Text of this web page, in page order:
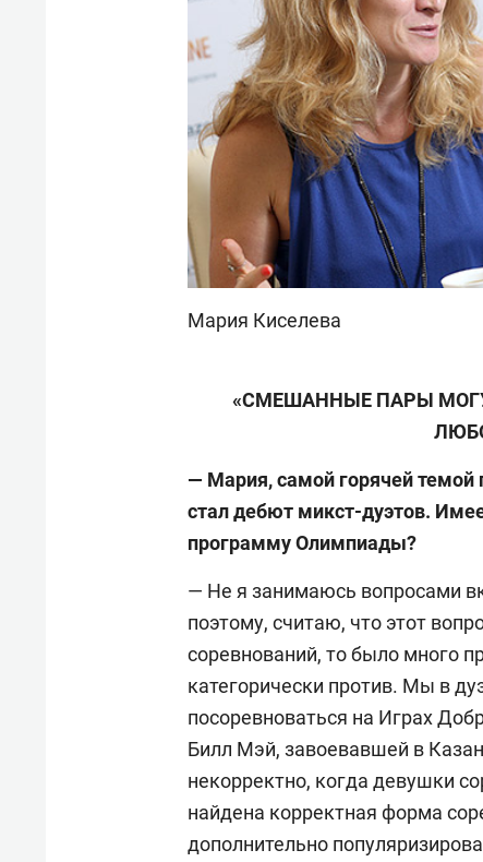
Мария Киселева
«СМЕШАННЫЕ ПАРЫ
— Мария, самой горячей темой
стал дебют микст-дуэтов.
программу Олимпиады?
— Не я занимаюсь вопросами
поэтому, считаю, что этот
соревнований, то было много
категорически против. Мы в
посоревноваться на Играх
Билл Мэй, завоевавшей в
некорректно, когда девушки
найдена корректная форма
дополнительно